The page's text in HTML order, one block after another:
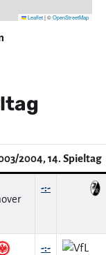
Leaflet|©OpenStreetMap
2004, 14. Spieltag
-:-
-:-